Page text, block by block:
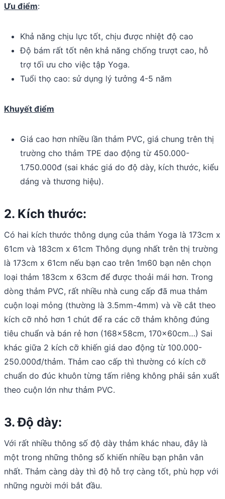
Ưu điểm:
Khả năng chịu lực tốt, chịu được nhiệt độ cao
Độ bám rất tốt nên khả năng chống trượt cao, hỗ
trợ tối ưu cho việc tập Yoga.
Tuổi thọ cao: sử dụng lý tưởng 4-5 năm
Khuyết điểm
Giá cao hơn nhiều lần thảm PVC, giá chung trên thị
trường cho thảm TPE dao động từ 450.000-
1.750.000đ (sai khác giá do độ dày, kích thước, kiểu
dáng và thương hiệu).
2. Kích thước:
Có hai kích thước thông dụng của thảm Yoga là 173cm x
61cm và 183cm x 61cm Thông dụng nhất trên thị trường
là 173cm x 61cm nếu bạn cao trên 1m60 bạn nên chọn
loại thảm 183cm x 63cm để được thoải mái hơn. Trong
dòng thảm PVC, rất nhiều nhà cung cấp đã mua thảm
cuộn loại mỏng (thường là 3.5mm-4mm) và về cắt theo
kích cỡ nhỏ hơn 1 chút để ra các cỡ thảm không đúng
tiêu chuẩn và bán rẻ hơn (168x58cm, 170x60cm…) Sai
khác giữa 2 kích cỡ khiến giá dao động từ 100.000-
250.000đ/thảm. Thảm cao cấp thì thường có kích cỡ
chuẩn do đúc khuôn từng tấm riêng không phải sản xuất
theo cuộn lớn như thảm PVC.
3. Độ dày:
Với rất nhiều thông số độ dày thảm khác nhau, đây là
một trong những thông số khiến nhiều bạn phân vân
nhất. Thảm càng dày thì độ hỗ trợ càng tốt, phù hợp với
những người mới bắt đầu.